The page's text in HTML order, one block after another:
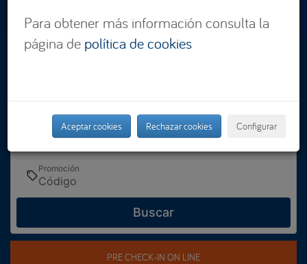
Cuándo
Entrada — Salida
Quién
Promoción
Buscar
PRE CHECK-IN ON LINE
Para obtener más información consulta la
página de política de cookies
Aceptar cookies Rechazar cookies Configurar